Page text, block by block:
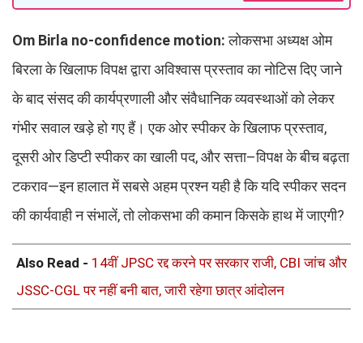
Om Birla no-confidence motion:लोकसभा अध्यक्ष ओम
बिरला के खिलाफ विपक्ष द्वारा अविश्वास प्रस्ताव का नोटिस दिए जाने
के बाद संसद की कार्यप्रणाली और संवैधानिक व्यवस्थाओं को लेकर
गंभीर सवाल खड़े हो गए हैं। एक ओर स्पीकर के खिलाफ प्रस्ताव,
दूसरी ओर डिप्टी स्पीकर का खाली पद, और सत्ता–विपक्ष के बीच बढ़ता
टकराव—इन हालात में सबसे अहम प्रश्न यही है कि यदि स्पीकर सदन
की कार्यवाही न संभालें, तो लोकसभा की कमान किसके हाथ में जाएगी?
Also Read - 14वीं JPSC रद्द करने पर सरकार राजी, CBI जांच और
JSSC-CGL पर नहीं बनी बात, जारी रहेगा छात्र आंदोलन